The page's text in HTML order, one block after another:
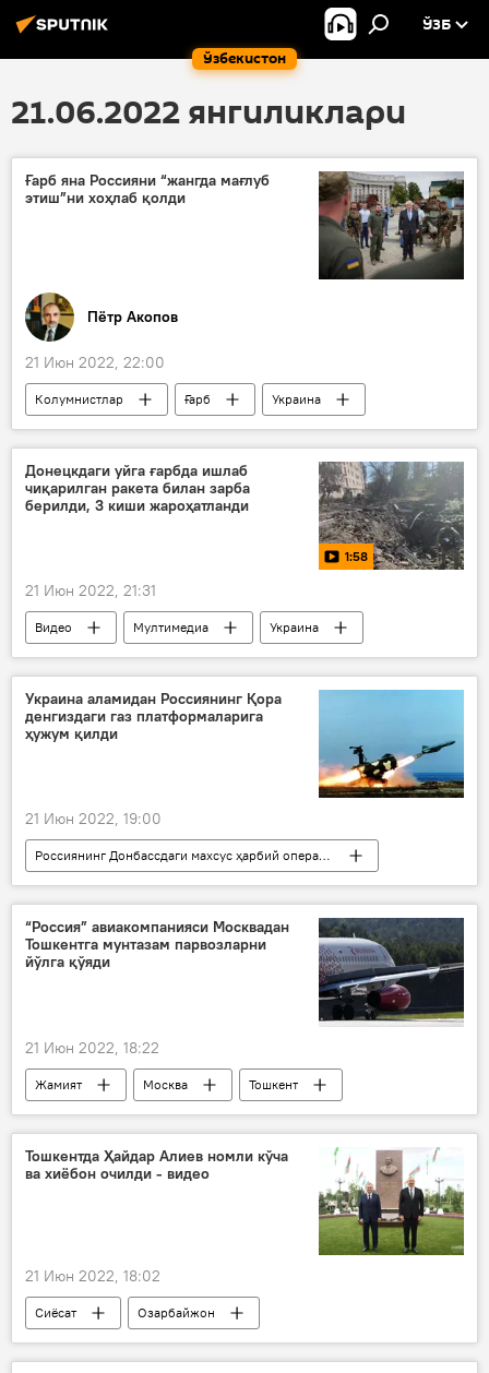
Ўзбекистон
ЎЗБ
21.06.2022 янгиликлари
Ғарб яна Россияни “жангда мағлуб
этиш”ни хоҳлаб қолди
Пётр Акопов
21 Июн 2022, 22:00
Колумнистлар Ғарб
Украина
Россия
Донецкдаги уйга ғарбда ишлаб
чиқарилган ракета билан зарба
берилди, 3 киши жароҳатланди
1:58
21 Июн 2022, 21:31
Видео Мултимедиа
Украина
Донецк халқ республикаси (ДХР)
Украина аламидан Россиянинг Қора
денгиздаги газ платформаларига
ҳужум қилди
21 Июн 2022, 19:00
Россиянинг Донбассдаги махсус ҳарбий операцияси
Украина
Қуролли Кучлар
Россия
“Россия” авиакомпанияси Москвадан
Тошкентга мунтазам парвозларни
йўлга қўяди
21 Июн 2022, 18:22
Жамият Москва
Тошкент
авиапарвозлар
Тошкентда Ҳайдар Алиев номли кўча
ва хиёбон очилди - видео
21 Июн 2022, 18:02
Сиёсат
Озарбайжон
Илҳом Алиев
Шавкат Мирзиёев